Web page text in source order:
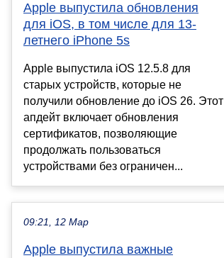
Apple выпустила обновления
для iOS, в том числе для 13-
летнего iPhone 5s
Apple выпустила iOS 12.5.8 для
старых устройств, которые не
получили обновление до iOS 26. Этот
апдейт включает обновления
сертификатов, позволяющие
продолжать пользоваться
устройствами без ограничен...
09:21, 12 Мар
Apple выпустила важные